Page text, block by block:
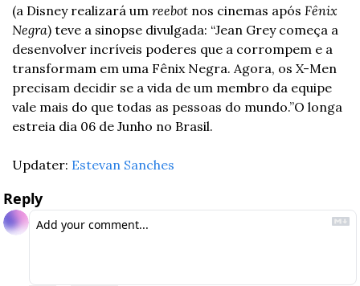
(a Disney realizará um reebot nos cinemas após Fênix
Negra) teve a sinopse divulgada: “Jean Grey começa a
desenvolver incríveis poderes que a corrompem e a
transformam em uma Fênix Negra. Agora, os X-Men
precisam decidir se a vida de um membro da equipe
vale mais do que todas as pessoas do mundo.”O longa
estreia dia 06 de Junho no Brasil.
Updater: Estevan Sanches
Reply